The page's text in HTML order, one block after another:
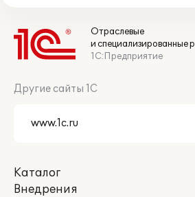
Отраслевые
и специализированные
1С:Предприятие
Другие сайты 1С
Каталог
Внедрения